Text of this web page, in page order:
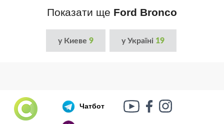
Показати ще Ford Bronco
у Киеве 9 у Україні 19
Чатбот